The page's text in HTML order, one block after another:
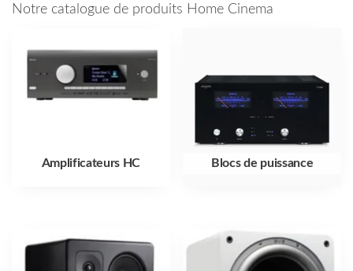
Notre catalogue de produits Home Cinema
Amplificateurs HC Blocs de puissance